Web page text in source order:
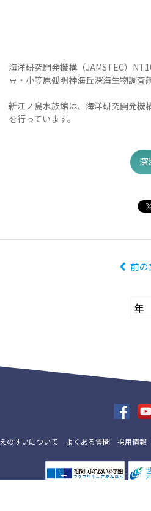
海洋研究開発機構（JAMSTEC）
豆・小笠原弧明神海丘深海生物調査
新江ノ島水族館は、海洋研究開発機
を行っています。
深
前の
えのすいについて よくある質問 採用情報